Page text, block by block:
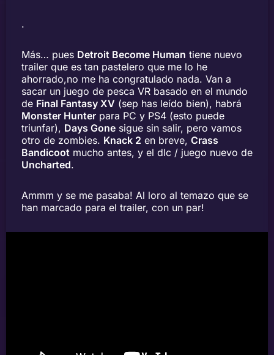
.
Más… pues Detroit Become Human tiene nuevo
trailer que es tan pastelero que me lo he
ahorrado,no me ha congratulado nada. Van a
sacar un juego de pesca VR basado en el mundo
de Final Fantasy XV (sep has leído bien), habrá
Monster Hunter para PC y PS4 (esto puede
triunfar), Days Gone sigue sin salir, pero vamos
otro de zombies. Knack 2 en breve, Crass
Bandicoot mucho antes, y el dlc / juego nuevo de
Uncharted.
Ammm y se me pasaba! Al loro al temazo que se
han marcado para el trailer, con un par!